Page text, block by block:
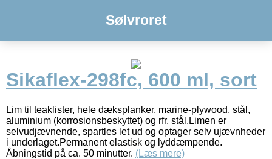
Sølvroret
Sikaflex-298fc, 600 ml, sort
Lim til teaklister, hele dæksplanker, marine-plywood, stål,
aluminium (korrosionsbeskyttet) og rfr. stål.Limen er
selvudjævnende, spartles let ud og optager selv ujævnheder
i underlaget.Permanent elastisk og lyddæmpende.
Åbningstid på ca. 50 minutter. (Læs mere)